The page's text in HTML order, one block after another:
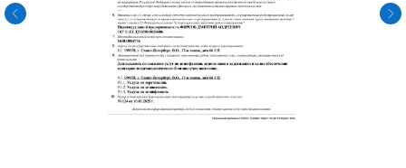
Крысы
Дератизация
Плесень и грибок
Дез. после смерти